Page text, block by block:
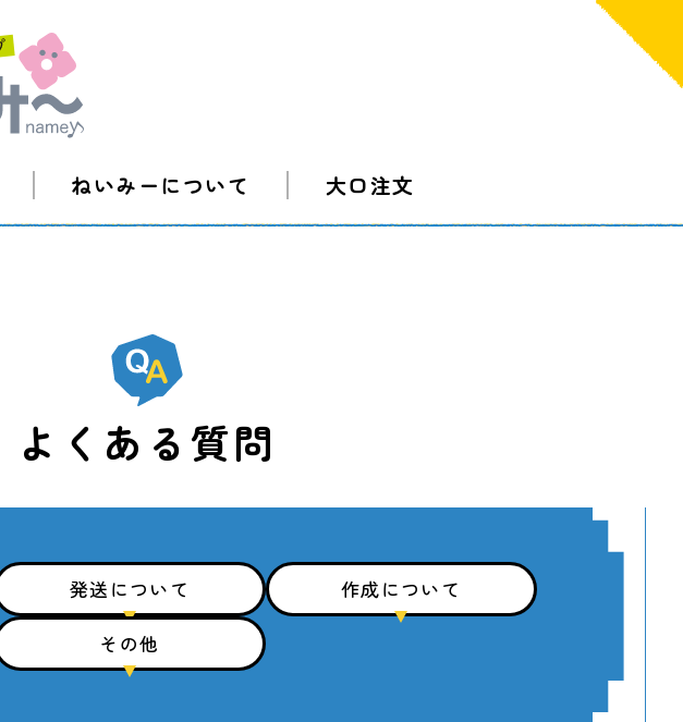
ねいみーについて 大口注文
よくある質問
発送について 作成について
その他